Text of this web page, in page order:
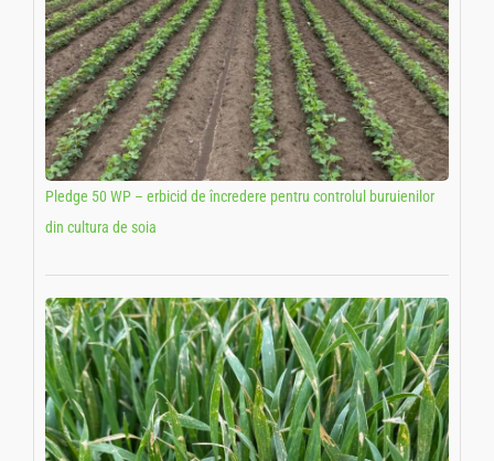
Pledge 50 WP – erbicid de încredere pentru controlul buruienilor
din cultura de soia